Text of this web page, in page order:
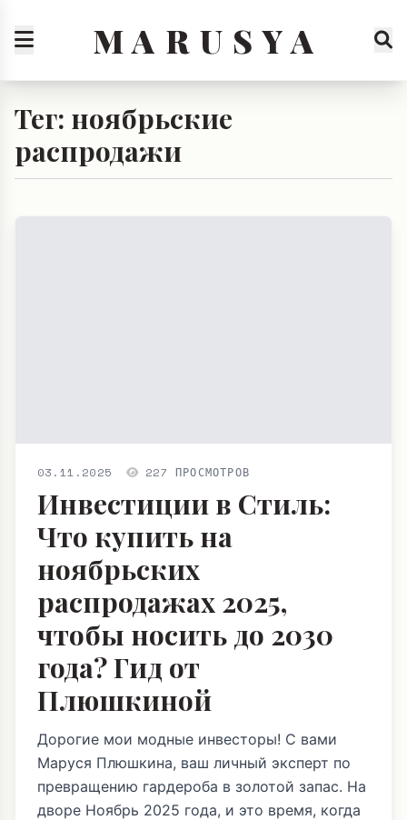
M A R U S Y A
Тег: ноябрьские
распродажи
03.11.2025 227 ПРОСМОТРОВ
Инвестиции в Стиль:
Что купить на
ноябрьских
распродажах 2025,
чтобы носить до 2030
года? Гид от
Плюшкиной
Дорогие мои модные инвесторы! С вами
Маруся Плюшкина, ваш личный эксперт по
превращению гардероба в золотой запас. На
дворе Ноябрь 2025 года, и это время, когда